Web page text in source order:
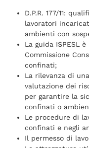
D.P.R. 177/11:
lavoratori
ambienti con
La guida ISPESL
Commissione
confinati;
La rilevanza di
valutazione dei
per garantire la
confinati o
Le procedure di
confinati e negli
Il permesso di